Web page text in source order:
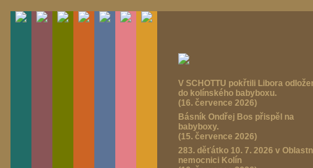
V SCHOTTU pokřtili Libora
do kolínského babyboxu.
(16. července 2026)
Básník Ondřej Bos přispěl na
babyboxy.
(15. července 2026)
283. děťátko 10. 7. 2026 v
nemocnici Kolín